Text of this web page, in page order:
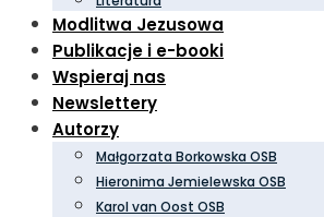
Modlitwa Jezusowa
Publikacje i e-booki
Wspieraj nas
Newslettery
Autorzy
Małgorzata Borkowska OSB
Hieronima Jemielewska OSB
Karol van Oost OSB